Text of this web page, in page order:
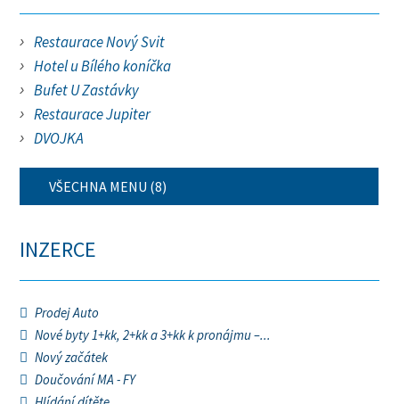
Restaurace Nový Svit
Hotel u Bílého koníčka
Bufet U Zastávky
Restaurace Jupiter
DVOJKA
VŠECHNA MENU (8)
INZERCE
Prodej Auto
Nové byty 1+kk, 2+kk a 3+kk k pronájmu –...
Nový začátek
Doučování MA - FY